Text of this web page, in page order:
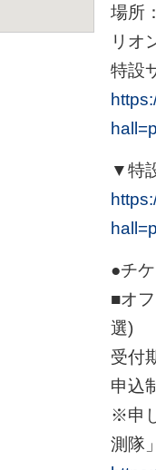
場所
リオ
特設
▼特
●チ
■オ
選)
受付
申込
※申
測隊